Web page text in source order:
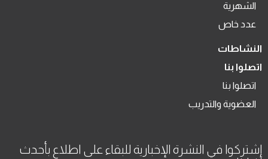
الشهرية
عدد خاص
النشاطات
اتصلوا بنا
اتصلوا بنا
العضوية والتدريب
اشتركوا في النشرة الإخبارية للبقاء على اطلاع بأحدث